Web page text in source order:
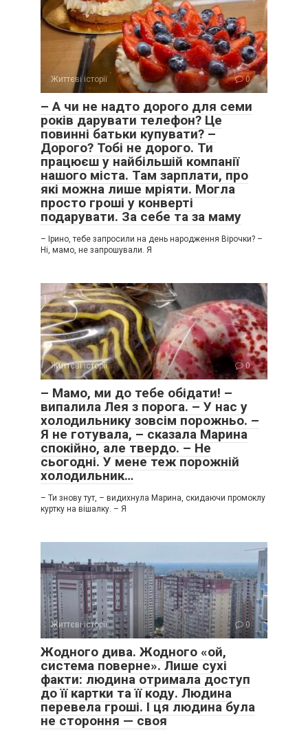
Життєві історії 0
– А чи не надто дорого для семи
років дарувати телефон? Це
повинні батьки купувати? –
Дорого? Тобі не дорого. Ти
працюєш у найбільшій компанії
нашого міста. Там зарплати, про
які можна лише мріяти. Могла
просто гроші у конверті
подарувати. За себе та за маму
– Ірино, тебе запросили на день народження Вірочки? –
Ні, мамо, не запрошували. Я
Життєві історії 0
– Мамо, ми до тебе обідати! –
випалила Лея з порога. – У нас у
холодильнику зовсім порожньо. –
Я не готувала, – сказала Марина
спокійно, але твердо. – Не
сьогодні. У мене теж порожній
холодильник…
– Ти знову тут, – видихнула Марина, скидаючи промоклу
куртку на вішалку. – Я
Життєві історії 0
Жодного дива. Жодного «ой,
система поверне». Лише сухі
факти: людина отримала доступ
до її картки та її коду. Людина
перевела гроші. І ця людина була
не стороння — своя